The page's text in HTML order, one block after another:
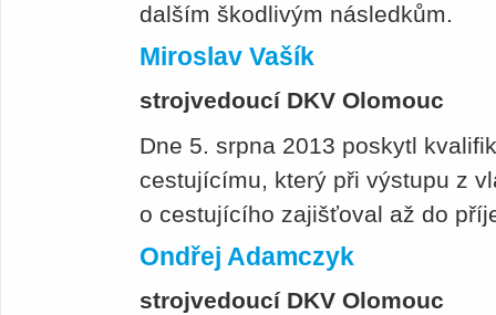
dalším škodlivým následkům.
Miroslav Vašík
strojvedoucí DKV Olomouc
Dne 5. srpna 2013 poskytl
cestujícímu, který při výstupu z
o cestujícího zajišťoval až do
Ondřej Adamczyk
strojvedoucí DKV Olomouc